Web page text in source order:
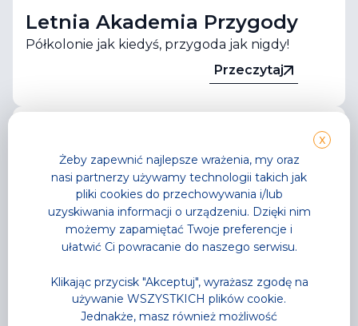
Letnia Akademia Przygody
Półkolonie jak kiedyś, przygoda jak nigdy!
Przeczytaj
X
Żeby zapewnić najlepsze wrażenia, my oraz
nasi partnerzy używamy technologii takich jak
pliki cookies do przechowywania i/lub
uzyskiwania informacji o urządzeniu. Dzięki nim
możemy zapamiętać Twoje preferencje i
ułatwić Ci powracanie do naszego serwisu.
Klikając przycisk "Akceptuj", wyrażasz zgodę na
używanie WSZYSTKICH plików cookie.
Jednakże, masz również możliwość